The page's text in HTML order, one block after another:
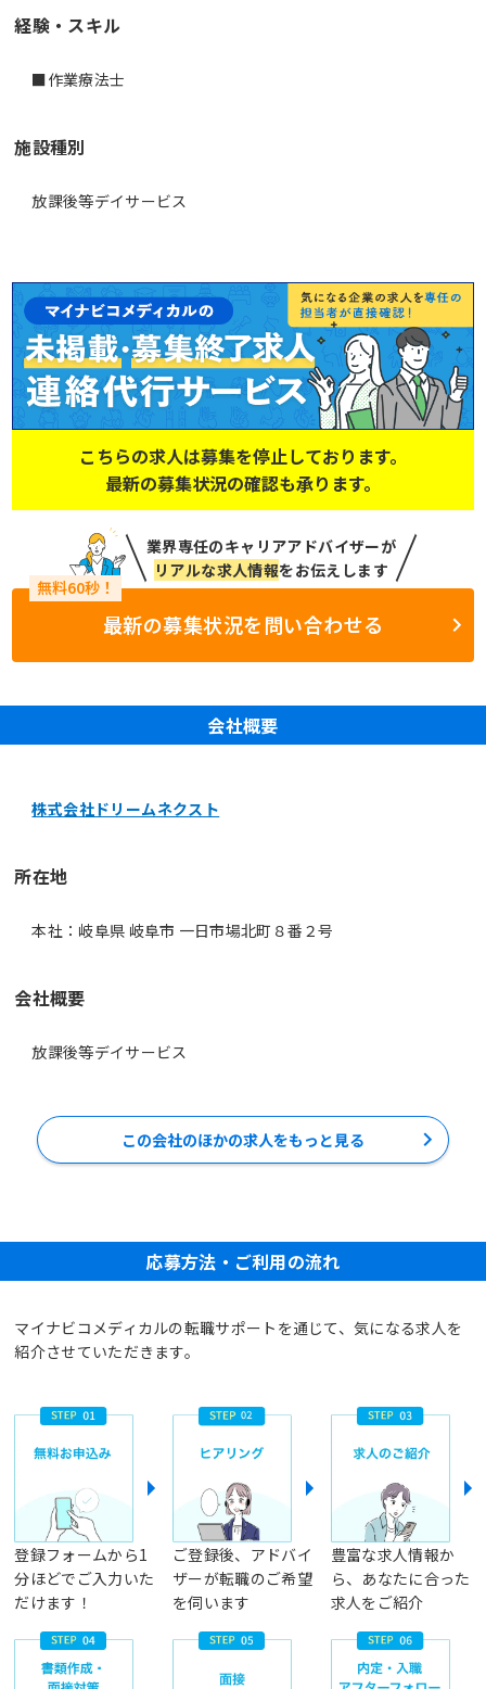
経験・スキル
■作業療法士
施設種別
放課後等デイサービス
こちらの求人は募集を停止しております。
最新の募集状況の確認も承ります。
業界専任のキャリアアドバイザーが
リアルな求人情報をお伝えします
最新の募集状況を問い合わせる
会社概要
株式会社ドリームネクスト
所在地
本社：岐阜県 岐阜市 一日市場北町８番２号
会社概要
放課後等デイサービス
この会社のほかの求人をもっと見る
応募方法・ご利用の流れ
マイナビコメディカルの転職サポートを通じて、気になる求人を
紹介させていただきます。
登録フォームから1
分ほどでご入力いた
だけます！
ご登録後、アドバイ
ザーが転職のご希望
を伺います
豊富な求人情報か
ら、あなたに合った
求人をご紹介